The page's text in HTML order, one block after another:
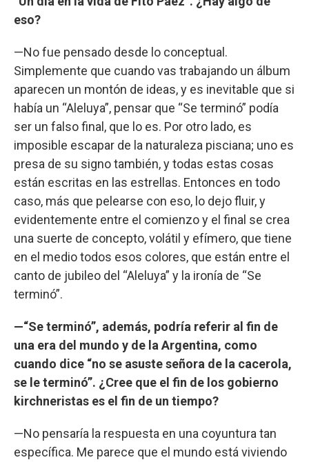
eso?
—No fue pensado desde lo conceptual.
Simplemente que cuando vas trabajando un álbum
aparecen un montón de ideas, y es inevitable que si
había un “Aleluya”, pensar que “Se terminó” podía
ser un falso final, que lo es. Por otro lado, es
imposible escapar de la naturaleza pisciana; uno es
presa de su signo también, y todas estas cosas
están escritas en las estrellas. Entonces en todo
caso, más que pelearse con eso, lo dejo fluir, y
evidentemente entre el comienzo y el final se crea
una suerte de concepto, volátil y efímero, que tiene
en el medio todos esos colores, que están entre el
canto de jubileo del “Aleluya” y la ironía de “Se
terminó”.
—“Se terminó”, además, podría referir al fin de
una era del mundo y de la Argentina, como
cuando dice “no se asuste señora de la cacerola,
se le terminó”. ¿Cree que el fin de los gobierno
kirchneristas es el fin de un tiempo?
—No pensaría la respuesta en una coyuntura tan
específica. Me parece que el mundo está viviendo